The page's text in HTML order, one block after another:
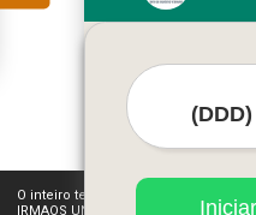
O inteiro teor deste site está sujeito
IRMAOS UNGAR LTDA (Lei 9610 de